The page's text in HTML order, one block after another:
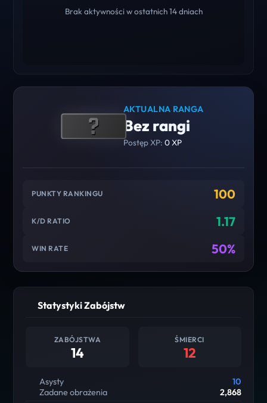
Brak aktywności w ostatnich 14 dniach
AKTUALNA RANGA
Bez rangi
Postęp XP: 0 XP
PUNKTY RANKINGU 100
K/D RATIO 1.17
WIN RATE 50%
Statystyki Zabójstw
ZABÓJSTWA
14
ŚMIERCI
12
Asysty
10
Zadane obrażenia
2,868